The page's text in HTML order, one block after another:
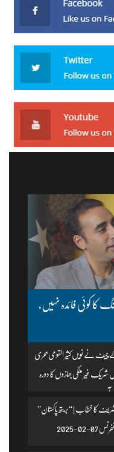
کا کوئی فائدہ نہیں،
چیف نے نویں کثیر القومی بحری
غیر ملکی جہازوں کا دورہ
کا خطاب | “بریتھ پاکستان”
02-2025